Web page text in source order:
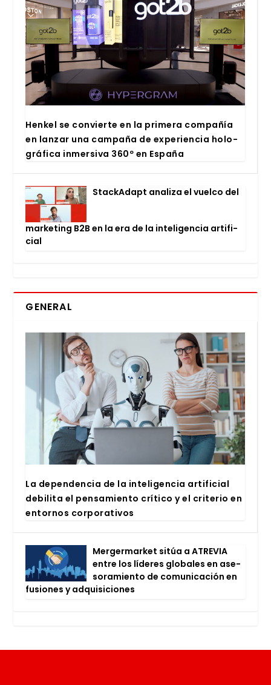
Hen­kel se con­vier­te en la pri­me­ra com­pa­ñía
en lan­zar una cam­pa­ña de expe­rien­cia holo­
grá­fi­ca inmer­si­va 360º en Espa­ña
Stac­kA­dapt ana­li­za el vuel­co del
mar­ke­ting B2B en la era de la inte­li­gen­cia arti­fi­
cial
GENERAL
La depen­den­cia de la inte­li­gen­cia arti­fi­cial
debi­li­ta el pen­sa­mien­to crí­ti­co y el cri­te­rio en
entor­nos cor­po­ra­ti­vos
Mer­ger­mar­ket sitúa a ATRE­VIA
entre los líde­res glo­ba­les en ase­
so­ra­mien­to de comu­ni­ca­ción en
fusio­nes y adqui­si­cio­nes